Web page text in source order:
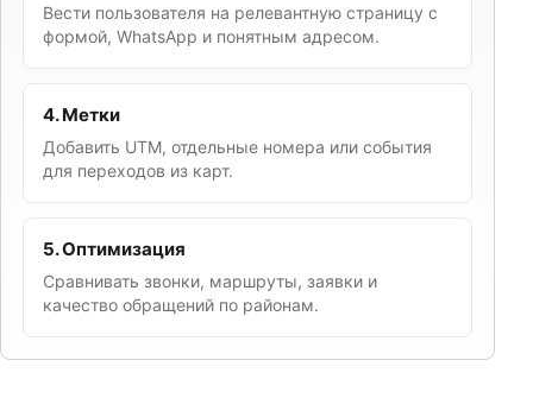
Вести пользователя на релевантную страницу с
формой, WhatsApp и понятным адресом.
4. Метки
Добавить UTM, отдельные номера или события
для переходов из карт.
5. Оптимизация
Сравнивать звонки, маршруты, заявки и
качество обращений по районам.